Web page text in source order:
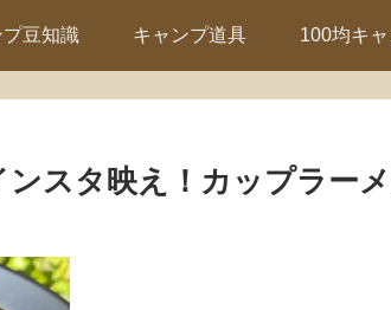
豆知識 キャンプ道具 100均キ
スタ映え！カップラー